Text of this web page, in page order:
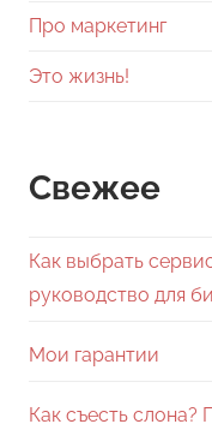
Про маркетинг
Это жизнь!
Свежее
Как выбрать
руководство для
Мои гарантии
Как съесть слона?